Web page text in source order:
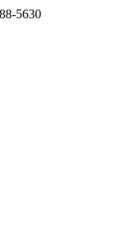
5630